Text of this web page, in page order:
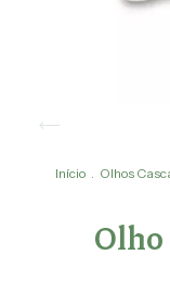
Início . Olhos